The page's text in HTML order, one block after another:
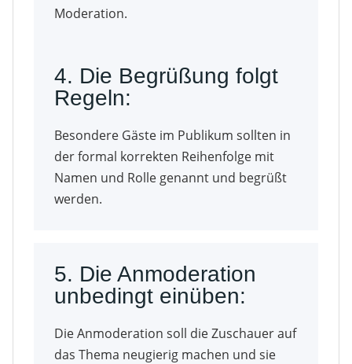
Moderation.
4. Die Begrüßung folgt
Regeln:
Besondere Gäste im Publikum sollten in
der formal korrekten Reihenfolge mit
Namen und Rolle genannt und begrüßt
werden.
5. Die Anmoderation
unbedingt einüben:
Die Anmoderation soll die Zuschauer auf
das Thema neugierig machen und sie